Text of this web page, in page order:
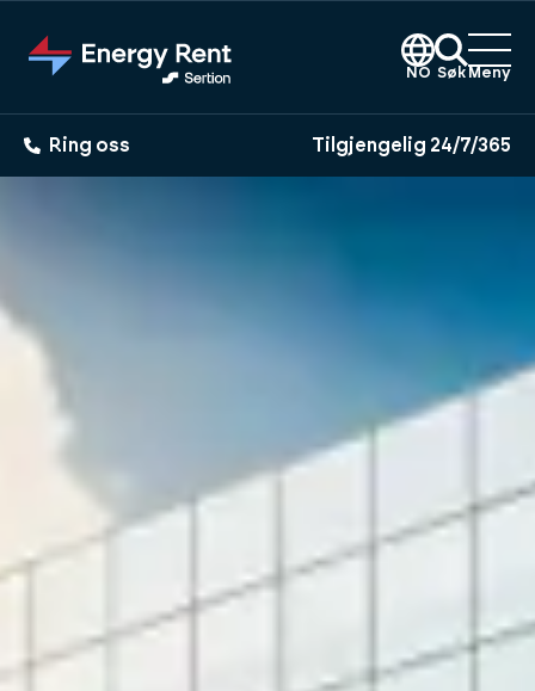
hovedinnhold
NO Søk Meny
Ring oss Tilgjengelig 24/7/365